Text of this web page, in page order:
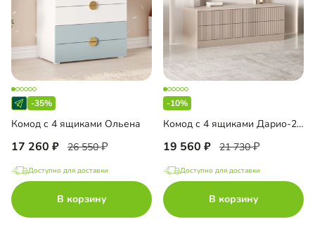
-35%
Комод с 4 ящиками Ольена
17 260 26 550
Доступно для доставки
В корзину
-10%
Комод с 4 ящиками Дарио-2.1
19 560 21 730
Доступно для доставки
В корзину